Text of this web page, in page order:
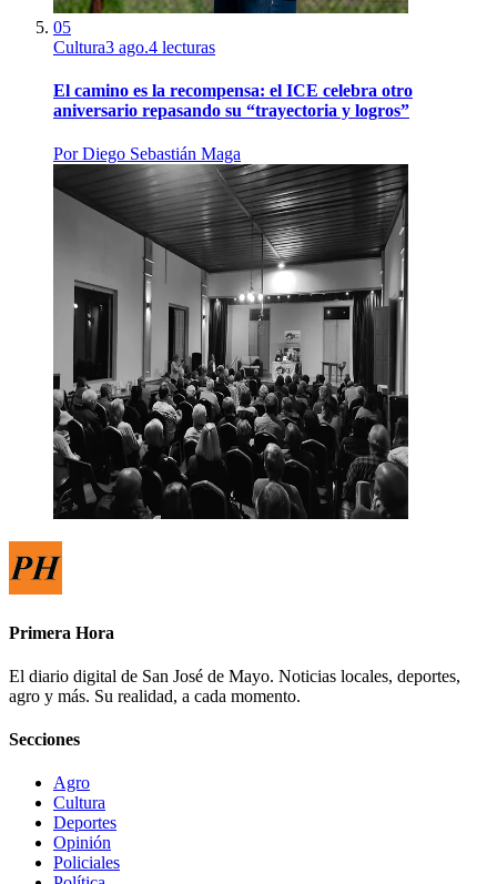
05
Cultura3 ago.4 lecturas
El camino es la recompensa: el ICE celebra otro
aniversario repasando su “trayectoria y logros”
PorDiego Sebastián Maga
Primera Hora
El diario digital de San José de Mayo. Noticias locales, deportes,
agro y más. Su realidad, a cada momento.
Secciones
Agro
Cultura
Deportes
Opinión
Policiales